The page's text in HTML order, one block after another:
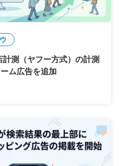
計測（ヤフー方式）の計測
ム広告を追加